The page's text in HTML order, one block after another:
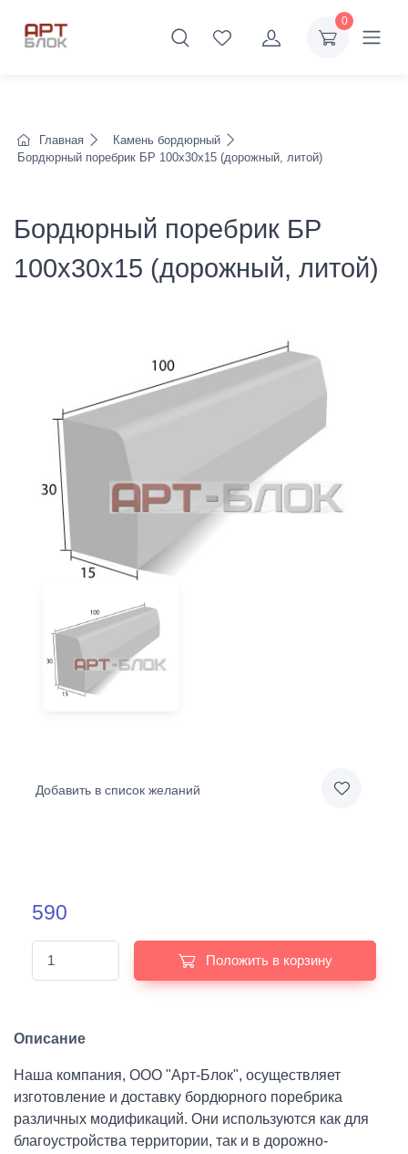
0
Главная
Камень бордюрный
Бордюрный поребрик БР 100х30х15 (дорожный, литой)
Бордюрный поребрик БР
100х30х15 (дорожный, литой)
Добавить в список желаний
590
Положить в корзину
Описание
Наша компания, ООО "Арт-Блок", осуществляет
изготовление и доставку бордюрного поребрика
различных модификаций. Они используются как для
благоустройства территории, так и в дорожно-